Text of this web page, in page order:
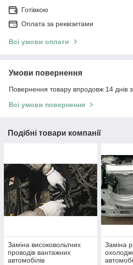
Готівкою
Оплата за реквізитами
Всі умови оплати
Умови повернення
Повернення товару впродовж 14 днів
Всі умови повернення
Подібні товари компанії
Заміна високовольтних
проводів вантажних
автомобілів
Заміна